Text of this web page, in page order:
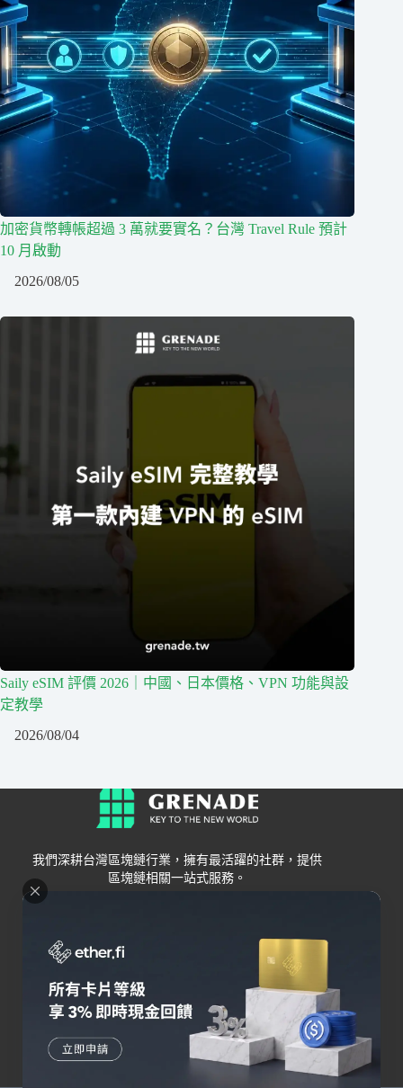
加密貨幣轉帳超過 3 萬就要實名？台灣 Travel Rule 預計
10 月啟動
2026/08/05
Saily eSIM 評價 2026｜中國、日本價格、VPN 功能與設
定教學
2026/08/04
我們深耕台灣區塊鏈行業，擁有最活躍的社群，提供
區塊鏈相關一站式服務。
Grenade
關於我們
聯絡我們
錢包
交易所
Bybit
OKX
HOYA BIT
其他